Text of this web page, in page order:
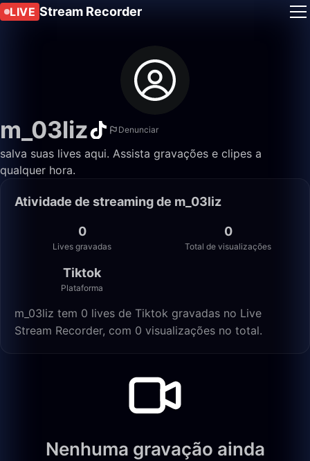
LIVE Stream Recorder
m_03liz Denunciar
salva suas lives aqui. Assista gravações e clipes a
qualquer hora.
Atividade de streaming de m_03liz
0
Lives gravadas
0
Total de visualizações
Tiktok
Plataforma
m_03liz tem 0 lives de Tiktok gravadas no Live
Stream Recorder, com 0 visualizações no total.
Nenhuma gravação ainda